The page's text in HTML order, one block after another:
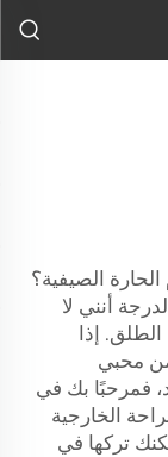
الصيفية؟
أنني لا
إذا
محبي
فمرحبًا بك في
الخارجية
تركها في